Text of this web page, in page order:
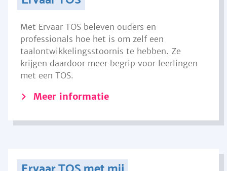
Met Ervaar TOS beleven ouders en
professionals hoe het is om zelf een
taalontwikkelingsstoornis te hebben. Ze
krijgen daardoor meer begrip voor leerlingen
met een TOS.
Meer informatie